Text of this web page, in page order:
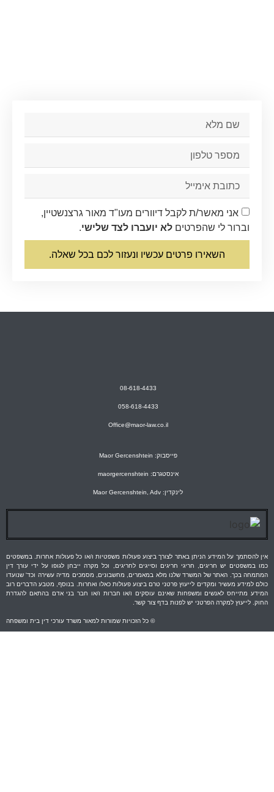
מאשר/ת לקבל דיוורים מעו"ד מאור גרצנשטיין,
לי שהפרטיםלא יועברו לצד שלישי.
השאירו פרטים עכשיו ונעזור לכם בכל שאלה.
058-618-4433
Office@maor-law.co.il
המידע הניתן באתר לצורך ביצוע פעולות משפטיות ו/או כל פעולות אחרות. במשפטים
יש חריגים, חריגי חריגים וסייגים לחריגים, וכל מקרה ייבחן לגופו על ידי עורך דין
האתר של המשרד שלנו מלא במאמרים, מחשבונים, מסמכים מדיה עשירה וכד' שנועדו
ומקדים לייעוץ פרטני טרם ביצוע פעולות כאלו ואחרות. בנוסף, מטבע הדברים רוב
לאנשים ומשפחות שאינם עוסקים ו/או חברות ו/או חבר בני אדם בהתאם להגדרת
למקרה הפרטני יש לפנות בדף צור קשר.
© כל הזכויות שמורות למאור משרד עורכי דין בית ומשפחה